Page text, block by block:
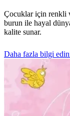
Çocuklar için renkli
burun ile hayal
kalite sunar.
Daha fazla bilgi